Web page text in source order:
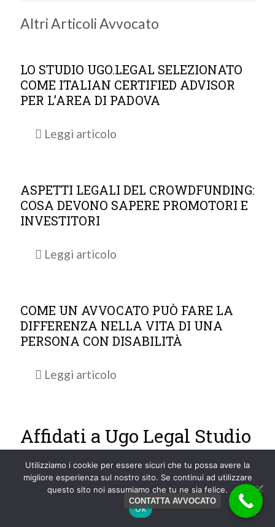
Altri Articoli Avvocato
LO STUDIO UGO.LEGAL SELEZIONATO
COME ITALIAN CERTIFIED ADVISOR
PER L’AREA DI PADOVA
Leggi articolo
ASPETTI LEGALI DEL CROWDFUNDING:
COSA DEVONO SAPERE PROMOTORI E
INVESTITORI
Leggi articolo
COME UN AVVOCATO PUÒ FARE LA
DIFFERENZA NELLA VITA DI UNA
PERSONA CON DISABILITÀ
Leggi articolo
Affidati a Ugo Legal Studio
di Avvocati a Padova, in
Italia e all'Estero.CONTATTA AVVOCATO
Utilizziamo i cookie per essere sicuri che tu possa avere la
migliore esperienza sul nostro sito. Se continui ad utilizzare
questo sito noi assumiamo che tu ne sia felice.
Ok